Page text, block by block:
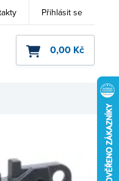
Přihlásit se
0,00 Kč